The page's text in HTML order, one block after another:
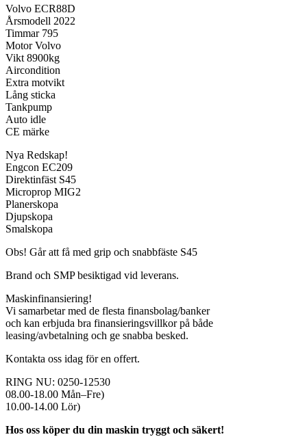
Volvo ECR88D
Årsmodell 2022
Timmar 795
Motor Volvo
Vikt 8900kg
Aircondition
Extra motvikt
Lång sticka
Tankpump
Auto idle
CE märke
Nya Redskap!
Engcon EC209
Direktinfäst S45
Microprop MIG2
Planerskopa
Djupskopa
Smalskopa
Obs! Går att få med grip och snabbfäste S45
Brand och SMP besiktigad vid leverans.
Maskinfinansiering!
Vi samarbetar med de flesta finansbolag/banker
och kan erbjuda bra finansieringsvillkor på både
leasing/avbetalning och ge snabba besked.
Kontakta oss idag för en offert.
RING NU: 0250-12530
08.00-18.00 Mån–Fre)
10.00-14.00 Lör)
Hos oss köper du din maskin tryggt och säkert!